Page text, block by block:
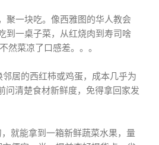
聚一块吃。 像西雅图的华人教会
到 一桌子菜， 从红烧肉到 寿司 啥
不然菜凉了 口感差。 。 。
邻居的西红柿或鸡蛋， 成本几乎为
问清楚食材新鲜度， 免得拿回家发
就能拿到一箱新鲜蔬菜水果，量